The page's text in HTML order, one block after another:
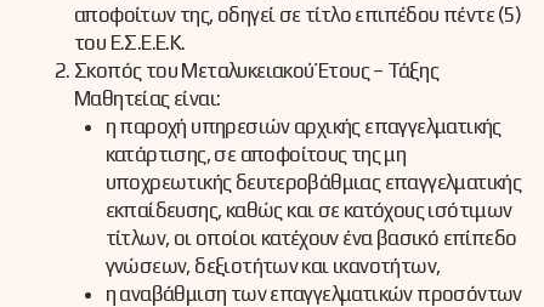
αποφοίτων της, οδηγεί σε τίτλο επιπέδου πέντε (5)
του Ε.Σ.Ε.Ε.Κ.
Σκοπός του Μεταλυκειακού Έτους – Τάξης
Μαθητείας είναι:
η παροχή υπηρεσιών αρχικής επαγγελματικής
κατάρτισης, σε αποφοίτους της μη
υποχρεωτικής δευτεροβάθμιας επαγγελματικής
εκπαίδευσης, καθώς και σε κατόχους ισότιμων
τίτλων, οι οποίοι κατέχουν ένα βασικό επίπεδο
γνώσεων, δεξιοτήτων και ικανοτήτων,
η αναβάθμιση των επαγγελματικών προσόντων